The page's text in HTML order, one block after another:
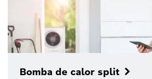
Bomba de calor split